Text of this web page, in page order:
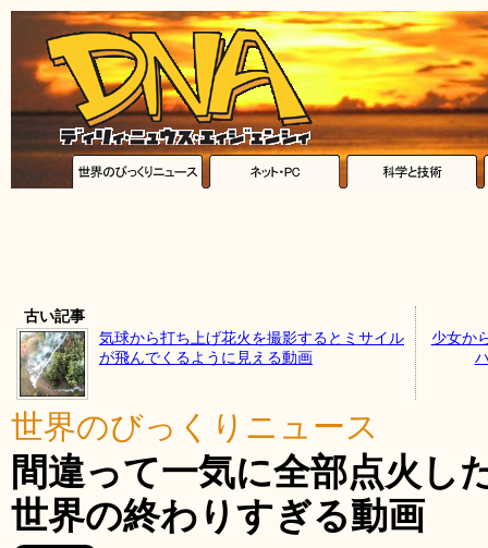
古い記事
気球から打ち上げ花火を撮影するとミサイル
が飛んでくるように見える動画
少女か
世界のびっくりニュース
間違って一気に全部点火し
世界の終わりすぎる動画